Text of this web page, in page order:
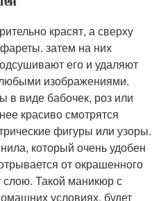
красят, а сверху
затем на них
его и удаляют
изображениями.
в виде бабочек, роз или
красиво смотрятся
фигуры или узоры.
который очень удобен
от окрашенного
слою. Такой маникюр с
условиях, будет